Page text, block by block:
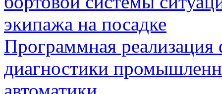
экипажа на посадке
Программная
диагностики